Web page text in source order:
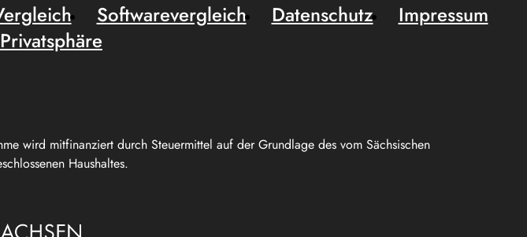
wird mitfinanziert durch Steuermittel auf der Grundlage des vom Sächsischen
Haushaltes.
Softwarevergleich Datenschutz
Impressum
Privatsphäre